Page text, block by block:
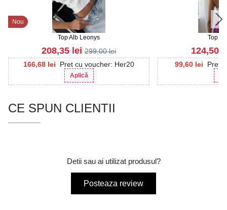
Nou
Top Alb Leonys
166,68 lei Pret cu voucher: Her20
Aplică
208,35 lei 299,00lei
Top
99,60 lei Pret
124,50
CE SPUN CLIENTII
Detii sau ai utilizat produsul?
Posteaza review